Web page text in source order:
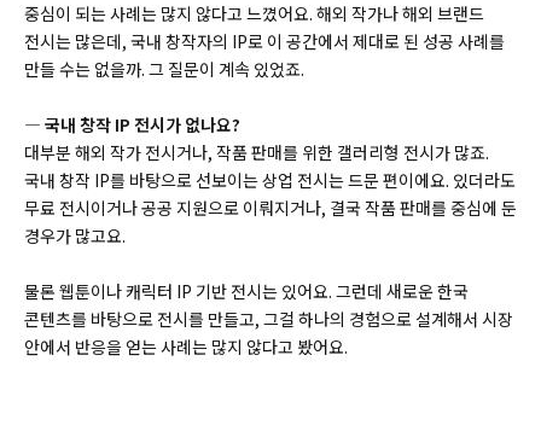
중심이 되는 사례는 많지 않다고 느꼈어요. 해외 작가나 해외 브랜드
전시는 많은데, 국내 창작자의 IP로 이 공간에서 제대로 된 성공 사례를
만들 수는 없을까. 그 질문이 계속 있었죠.
― 국내 창작 IP 전시가 없나요?
대부분 해외 작가 전시거나, 작품 판매를 위한 갤러리형 전시가 많죠.
국내 창작 IP를 바탕으로 선보이는 상업 전시는 드문 편이에요. 있더라도
무료 전시이거나 공공 지원으로 이뤄지거나, 결국 작품 판매를 중심에 둔
경우가 많고요.
물론 웹툰이나 캐릭터 IP 기반 전시는 있어요. 그런데 새로운 한국
콘텐츠를 바탕으로 전시를 만들고, 그걸 하나의 경험으로 설계해서 시장
안에서 반응을 얻는 사례는 많지 않다고 봤어요.